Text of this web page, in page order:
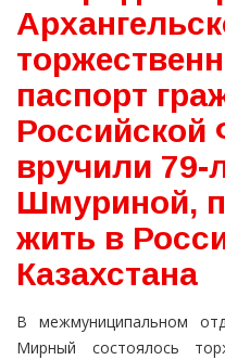
паспорт
Российской
вручили 79-
Шмуриной,
жить в
Казахстана
В межмуниципальном
Мирный состоялось